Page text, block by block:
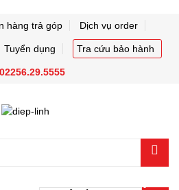
hàng trả góp Dịch vụ order
Tuyển dụng Tra cứu bảo hành